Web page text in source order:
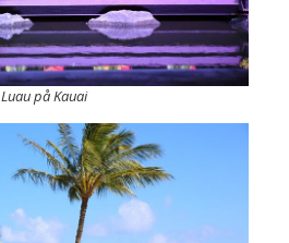
Luau på Kauai